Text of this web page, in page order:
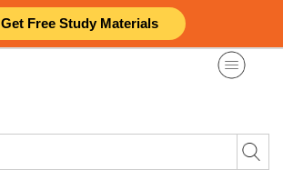
Get Free Study Materials